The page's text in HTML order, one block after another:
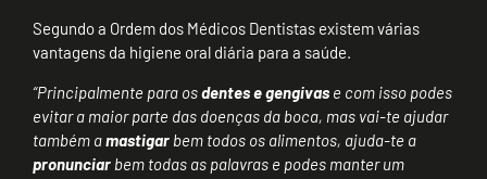
Segundo a Ordem dos Médicos Dentistas existem várias
vantagens da higiene oral diária para a saúde.
“Principalmente para osdentes e gengivase com isso podes
evitar a maior parte das doenças da boca, mas vai-te ajudar
também amastigarbem todos os alimentos, ajuda-te a
pronunciarbem todas as palavras e podes manter um